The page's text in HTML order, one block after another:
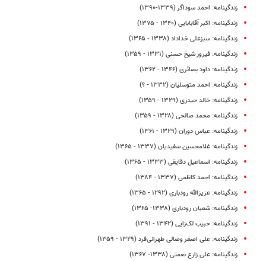
زندگینامه: احمد سوداگر (۱۳۳۹-۱۳۹۰)
زندگینامه: اکبر آقا‌بابایی (۱۳۴۰ - ۱۳۷۵)
زندگینامه: سبزعلی خداداد (۱۳۳۸ - ۱۳۶۵)
زندگینامه: فیروز شیخ حسنی (۱۳۳۱ - ۱۳۵۹)
زندگینامه: داود بصائری (۱۳۴۶ - ۱۳۶۲)
زندگینامه: احمد متوسلیان (۱۳۳۲ - ؟)
زندگینامه: خالد حیدری (۱۳۲۹ - ۱۳۵۹)
زندگینامه: محمد صالحی (۱۳۲۸ - ۱۳۵۹)
زندگینامه: عباس دوران (۱۳۲۹ - ۱۳۶۱)
زندگینامه: غلامحسین سفیدیان (۱۳۳۷ - ۱۳۶۵)
زندگینامه: اسماعیل دقایقی (۱۳۳۳ - ۱۳۶۵)
زندگینامه: احمد کاظمی (۱۳۳۷ - ۱۳۸۴)
زندگینامه: عزیزالله رودباری (۱۲۹۲ - ۱۳۶۵)
زندگینامه: شعبان رودباری (۱۳۳۸- ۱۳۶۵)
زندگینامه: حبیب لک‌زایی (۱۳۴۲ - ۱۳۹۱)
زندگینامه: علی اصغر وصالی طهرانی‌فرد (۱۳۲۹ - ۱۳۵۹)
زندگینامه: علی زارع نعمتی (۱۳۳۸- ۱۳۶۷)